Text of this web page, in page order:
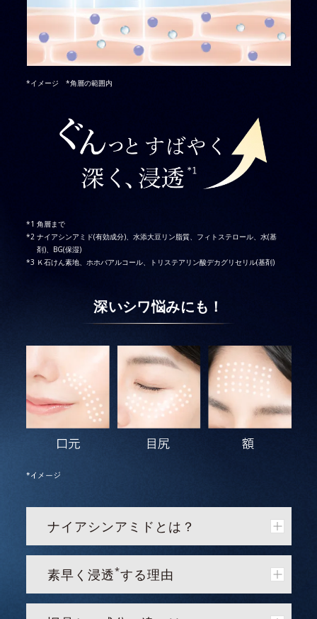
*イメージ *角層の範囲内
角層まで
ナイアシンアミド(有効成分)、水添大豆リン脂質、フィトステロール、水(基
剤)、BG(保湿)
Ｋ石けん素地、ホホバアルコール、トリステアリン酸デカグリセリル(基剤)
深いシワ悩みにも！
ナイアシンアミドとは？
素早く浸透*する理由